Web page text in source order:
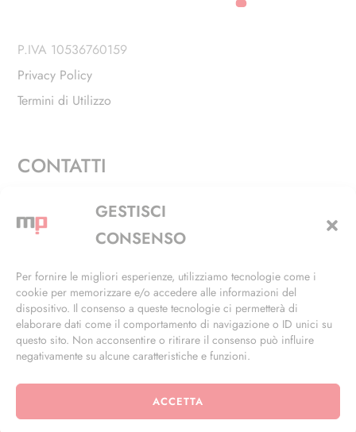
GESTISCI
CONSENSO
Per fornire le migliori esperienze, utilizziamo tecnologie come i
cookie per memorizzare e/o accedere alle informazioni del
dispositivo. Il consenso a queste tecnologie ci permetterà di
elaborare dati come il comportamento di navigazione o ID unici su
questo sito. Non acconsentire o ritirare il consenso può influire
negativamente su alcune caratteristiche e funzioni.
ACCETTA
P.IVA 10536760159
Privacy Policy
Termini di Utilizzo
CONTATTI
Via Alfieri, 27 - Trezzano Sul Naviglio (MI)
+39 02 4846 3155
info@masterphil.it